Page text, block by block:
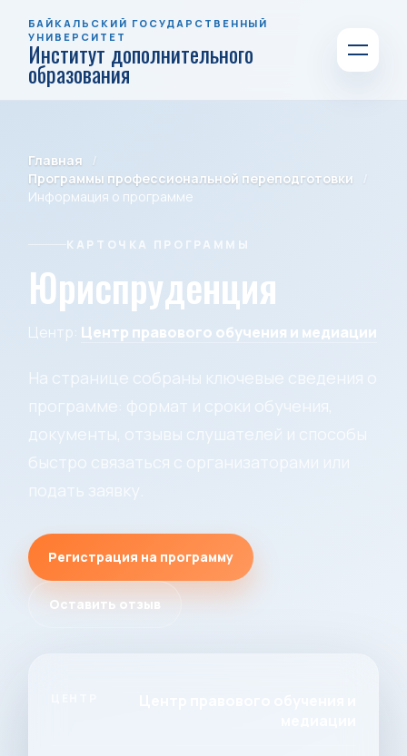
БАЙКАЛЬСКИЙ ГОСУДАРСТВЕННЫЙ
УНИВЕРСИТЕТ
Институт дополнительного
образования
Главная
Программы профессиональной переподготовки
Информация о программе
КАРТОЧКА ПРОГРАММЫ
Юриспруденция
Центр: Центр правового обучения и медиации
На странице собраны ключевые сведения о
программе: формат и сроки обучения,
документы, отзывы слушателей и способы
быстро связаться с организаторами или
подать заявку.
Регистрация на программу
Оставить отзыв